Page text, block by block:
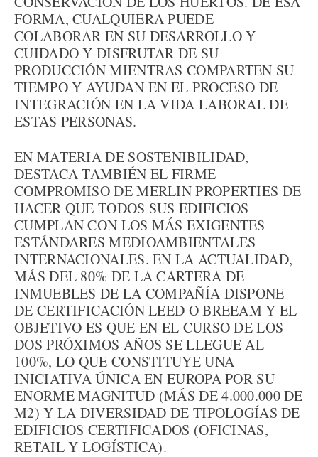
FORMA, CUALQUIERA PUEDE
COLABORAR EN SU DESARROLLO Y
CUIDADO Y DISFRUTAR DE SU
PRODUCCIÓN MIENTRAS COMPARTEN SU
TIEMPO Y AYUDAN EN EL PROCESO DE
INTEGRACIÓN EN LA VIDA LABORAL DE
ESTAS PERSONAS.
EN MATERIA DE SOSTENIBILIDAD,
DESTACA TAMBIÉN EL FIRME
COMPROMISO DE MERLIN PROPERTIES DE
HACER QUE TODOS SUS EDIFICIOS
CUMPLAN CON LOS MÁS EXIGENTES
ESTÁNDARES MEDIOAMBIENTALES
INTERNACIONALES. EN LA ACTUALIDAD,
MÁS DEL 80% DE LA CARTERA DE
INMUEBLES DE LA COMPAÑÍA DISPONE
DE CERTIFICACIÓN LEED O BREEAM Y EL
OBJETIVO ES QUE EN EL CURSO DE LOS
DOS PRÓXIMOS AÑOS SE LLEGUE AL
100%, LO QUE CONSTITUYE UNA
INICIATIVA ÚNICA EN EUROPA POR SU
ENORME MAGNITUD (MÁS DE 4.000.000 DE
M2) Y LA DIVERSIDAD DE TIPOLOGÍAS DE
EDIFICIOS CERTIFICADOS (OFICINAS,
RETAIL Y LOGÍSTICA).